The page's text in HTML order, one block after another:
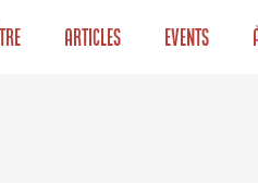
Articles Events